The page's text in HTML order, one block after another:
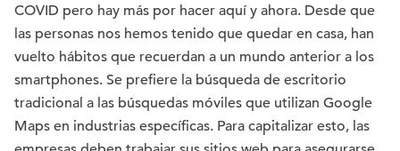
COVID pero hay más por hacer aquí y ahora. Desde que
las personas nos hemos tenido que quedar en casa, han
vuelto hábitos que recuerdan a un mundo anterior a los
smartphones. Se prefiere la búsqueda de escritorio
tradicional a las búsquedas móviles que utilizan Google
Maps en industrias específicas. Para capitalizar esto, las